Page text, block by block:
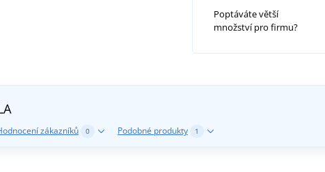
Poptáváte větší
množství pro firmu?
zákazníků 0 Podobné produkty 1